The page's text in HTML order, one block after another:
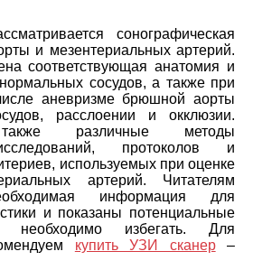
сонографическая
и мезентериальных артерий.
соответствующая анатомия и
сосудов, а также при
аневризме брюшной аорты
расслоении и окклюзии.
различные методы
протоколов и
используемых при оценке
артерий. Читателям
информация для
и показаны потенциальные
необходимо избегать. Для
купить УЗИ сканер–